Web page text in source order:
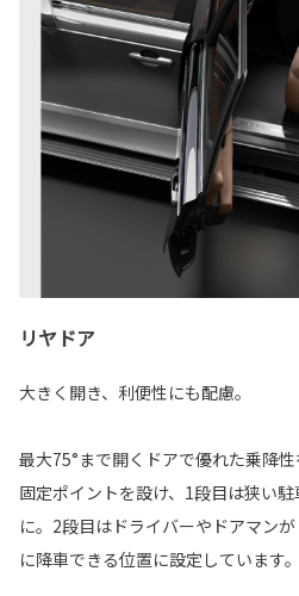
リヤドア
大きく開き、利便性にも配慮。
最大75°まで開くドアで優れた乗降
固定ポイントを設け、1段目は狭い
に。2段目はドライバーやドアマン
に降車できる位置に設定しています。